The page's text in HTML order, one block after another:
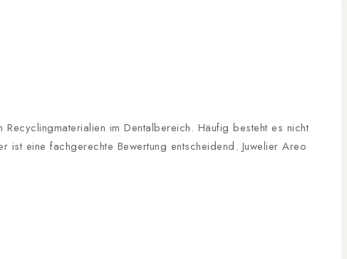
im Dentalbereich. Häufig besteht es nicht
eine fachgerechte Bewertung entscheidend. Juwelier Areo